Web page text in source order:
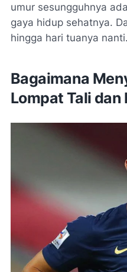
umur sesungguhnya
gaya hidup sehatnya.
hingga hari tuanya nanti.
Bagaimana
Lompat Tali dan